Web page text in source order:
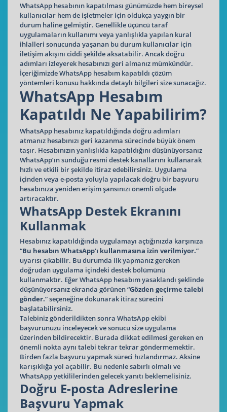
WhatsApp hesabının kapatılması günümüzde hem bireysel
kullanıcılar hem de işletmeler için oldukça yaygın bir
durum haline gelmiştir. Genellikle üçüncü taraf
uygulamaların kullanımı veya yanlışlıkla yapılan kural
ihlalleri sonucunda yaşanan bu durum kullanıcılar için
iletişim akışını ciddi şekilde aksatabilir. Ancak doğru
adımları izleyerek hesabınızı geri almanız mümkündür.
İçeriğimizde WhatsApp hesabım kapatıldı çözüm
yöntemleri konusu hakkında detaylı bilgileri size sunacağız.
WhatsApp Hesabım
Kapatıldı Ne Yapabilirim?
WhatsApp hesabınız kapatıldığında doğru adımları
atmanız hesabınızı geri kazanma sürecinde büyük önem
taşır. Hesabınızın yanlışlıkla kapatıldığını düşünüyorsanız
WhatsApp’ın sunduğu resmi destek kanallarını kullanarak
hızlı ve etkili bir şekilde itiraz edebilirsiniz. Uygulama
içinden veya e-posta yoluyla yapılacak doğru bir başvuru
hesabınıza yeniden erişim şansınızı önemli ölçüde
artıracaktır.
WhatsApp Destek Ekranını
Kullanmak
Hesabınız kapatıldığında uygulamayı açtığınızda karşınıza
“Bu hesabın WhatsApp’ı kullanmasına izin verilmiyor.”
uyarısı çıkabilir. Bu durumda ilk yapmanız gereken
doğrudan uygulama içindeki destek bölümünü
kullanmaktır. Eğer WhatsApp hesabım yasaklandı şeklinde
düşünüyorsanız ekranda görünen “Gözden geçirme talebi
gönder.” seçeneğine dokunarak itiraz sürecini
başlatabilirsiniz.
Talebiniz gönderildikten sonra WhatsApp ekibi
başvurunuzu inceleyecek ve sonucu size uygulama
üzerinden bildirecektir. Burada dikkat edilmesi gereken en
önemli nokta aynı talebi tekrar tekrar göndermemektir.
Birden fazla başvuru yapmak süreci hızlandırmaz. Aksine
karışıklığa yol açabilir. Bu nedenle sabırlı olmalı ve
WhatsApp yetkililerinden gelecek yanıtı beklemelisiniz.
Doğru E-posta Adreslerine
Başvuru Yapmak